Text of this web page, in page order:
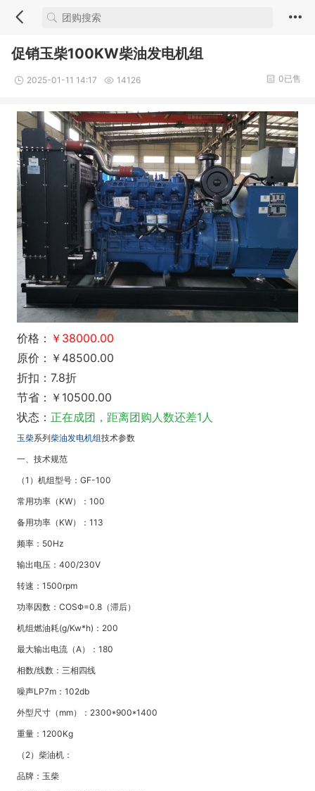
促销玉柴100KW柴油发电机组
2025-01-11 14:17 14126 0已售
价格： ￥38000.00
原价：￥48500.00
折扣：7.8折
节省：￥10500.00
状态： 正在成团，距离团购人数还差1人
玉柴系列柴油发电机组技术参数
一、技术规范
（1）机组型号：GF-100
常用功率（KW）：100
备用功率（KW）：113
频率：50Hz
输出电压：400/230V
转速：1500rpm
功率因数：COSΦ=0.8（滞后）
机组燃油耗(g/Kw*h)：200
最大输出电流（A）：180
相数/线数：三相四线
噪声LP7m：102db
外型尺寸（mm）：2300*900*1400
重量：1200Kg
（2）柴油机：
品牌：玉柴